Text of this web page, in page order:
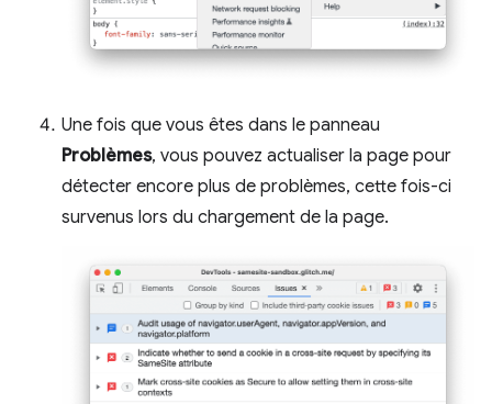
Une fois que vous êtes dans le panneau
Problèmes, vous pouvez actualiser la page pour
détecter encore plus de problèmes, cette fois-ci
survenus lors du chargement de la page.